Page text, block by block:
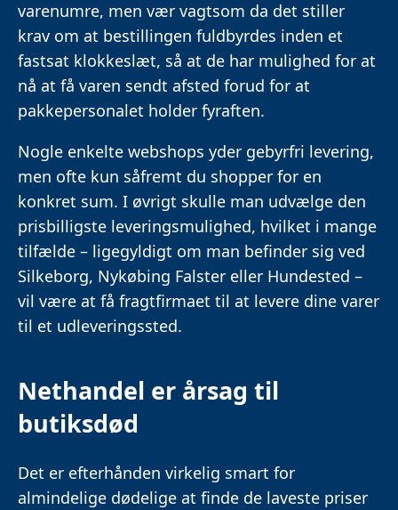
varenumre, men vær vagtsom da det stiller
krav om at bestillingen fuldbyrdes inden et
fastsat klokkeslæt, så at de har mulighed for at
nå at få varen sendt afsted forud for at
pakkepersonalet holder fyraften.
Nogle enkelte webshops yder gebyrfri levering,
men ofte kun såfremt du shopper for en
konkret sum. I øvrigt skulle man udvælge den
prisbilligste leveringsmulighed, hvilket i mange
tilfælde – ligegyldigt om man befinder sig ved
Silkeborg, Nykøbing Falster eller Hundested –
vil være at få fragtfirmaet til at levere dine varer
til et udleveringssted.
Nethandel er årsag til
butiksdød
Det er efterhånden virkelig smart for
almindelige dødelige at finde de laveste priser